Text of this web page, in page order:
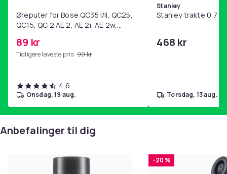
Øreputer for Bose QC35 I/II, QC25,
QC15, QC 2 AE 2, AE 2i, AE 2w,
89 kr
Tidligere laveste pris: 99 kr
4,6
onsdag, 19 aug.
Stanley
Stanley trakte 0,7 l,
468 kr
torsdag, 13 aug.
Anbefalinger til dig
-20 %